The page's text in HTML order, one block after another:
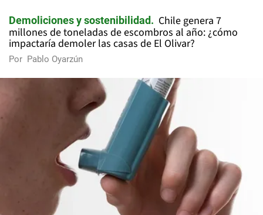
Demoliciones y sostenibilidad
Chile genera 7
millones de toneladas de escombros al año: ¿cómo
impactaría demoler las casas de El Olivar?
Por Pablo Oyarzún